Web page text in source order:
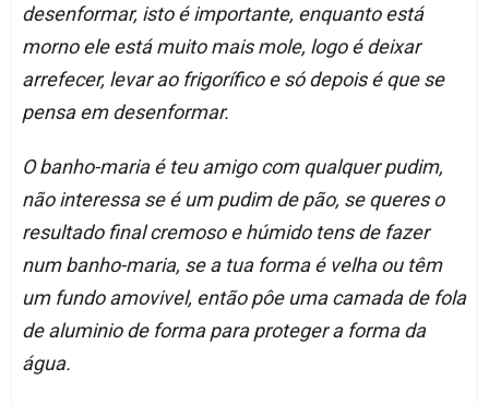
desenformar, isto é importante, enquanto está
morno ele está muito mais mole, logo é deixar
arrefecer, levar ao frigorífico e só depois é que se
pensa em desenformar.
O banho-maria é teu amigo com qualquer pudim,
não interessa se é um pudim de pão, se queres o
resultado final cremoso e húmido tens de fazer
num banho-maria, se a tua forma é velha ou têm
um fundo amovivel, então pôe uma camada de fola
de aluminio de forma para proteger a forma da
água.